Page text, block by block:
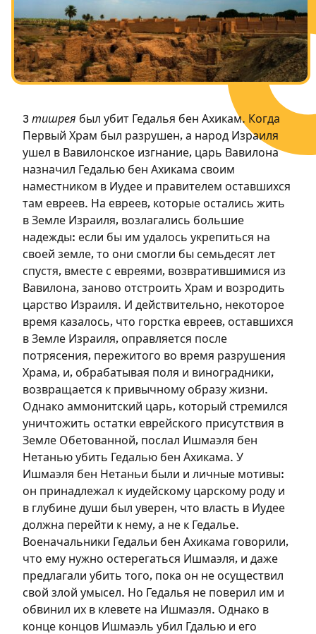
Посты в память о разрушенном Храме
Ханука
Пурим
3 тишрея был убит Гедалья бен Ахикам. Когда
Первый Храм был разрушен, а народ Израиля
ушел в Вавилонское изгнание, царь Вавилона
назначил Гедалью бен Ахикама своим
наместником в Иудее и правителем оставшихся
там евреев. На евреев, которые остались жить
в Земле Израиля, возлагались большие
надежды: если бы им удалось укрепиться на
своей земле, то они смогли бы семьдесят лет
спустя, вместе с евреями, возвратившимися из
Вавилона, заново отстроить Храм и возродить
царство Израиля. И действительно, некоторое
время казалось, что горстка евреев, оставшихся
в Земле Израиля, оправляется после
потрясения, пережитого во время разрушения
Храма, и, обрабатывая поля и виноградники,
возвращается к привычному образу жизни.
Однако аммонитский царь, который стремился
уничтожить остатки еврейского присутствия в
Земле Обетованной, послал Ишмаэля бен
Нетанью убить Гедалью бен Ахикама. У
Ишмаэля бен Нетаньи были и личные мотивы:
он принадлежал к иудейскому царскому роду и
в глубине души был уверен, что власть в Иудее
должна перейти к нему, а не к Гедалье.
Военачальники Гедальи бен Ахикама говорили,
что ему нужно остерегаться Ишмаэля, и даже
предлагали убить того, пока он не осуществил
свой злой умысел. Но Гедалья не поверил им и
обвинил их в клевете на Ишмаэля. Однако в
конце концов Ишмаэль убил Гдалью и его
Зарегистрироваться
на сайте
Чтобы делать пометки на сайте,
необходимо зарегистрироваться.
Подписаться Войти